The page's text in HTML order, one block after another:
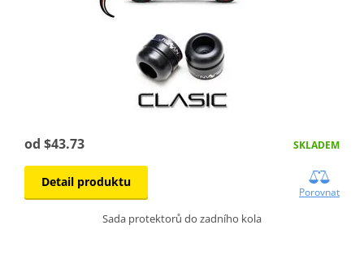
od $43.73 SKLADEM
Detail produktu
Porovnat
Sada protektorů do zadního kola